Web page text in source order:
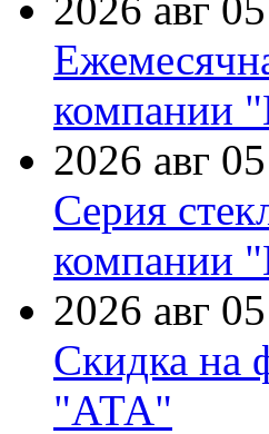
компании
2026 авг 05
Серия
компании
2026 авг 05
Скидка на
"АТА"